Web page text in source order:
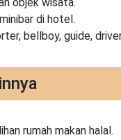
di hotel.
bellboy, guide,
rumah makan halal.